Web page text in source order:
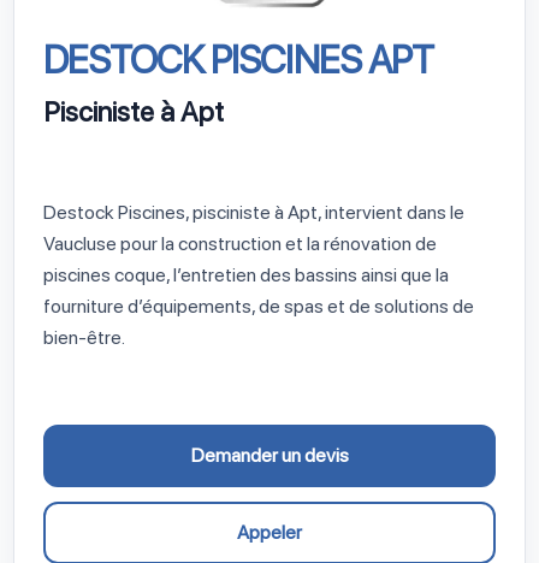
DESTOCK PISCINES APT
Pisciniste à Apt
Destock Piscines, pisciniste à Apt, intervient dans le
Vaucluse pour la construction et la rénovation de
piscines coque, l’entretien des bassins ainsi que la
fourniture d’équipements, de spas et de solutions de
bien-être.
Demander un devis
Appeler